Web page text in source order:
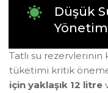
Düşük
Tatlı su rezervlerinin
tüketimi kritik
için yaklaşık 12 litre